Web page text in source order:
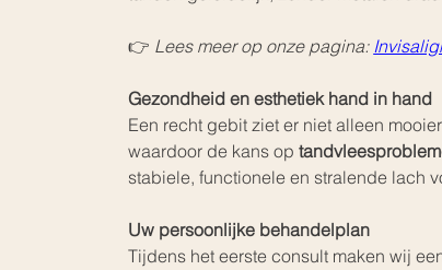
👉 Lees meer op onze pagina:
Gezondheid en esthetiek hand in hand
Een recht gebit ziet er niet alleen
waardoor de kans op
stabiele, functionele en stralende lach
Uw persoonlijke behandelplan
Tijdens het eerste consult maken wij